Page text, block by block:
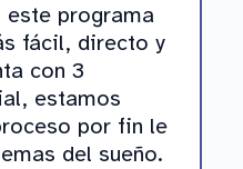
este programa
fácil, directo y
con 3
estamos
por fin le
del sueño.